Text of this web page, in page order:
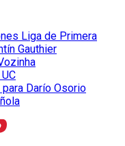
Liga de Primera
Gauthier
Darío Osorio